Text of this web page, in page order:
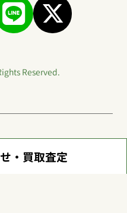
Reserved.
・買取査定